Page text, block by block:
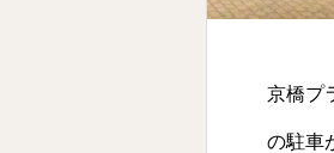
京橋プ
の駐車